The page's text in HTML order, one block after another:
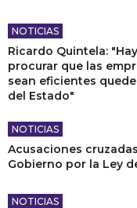
NOTICIAS
Ricardo Quintela:
procurar que las
sean eficientes
del Estado"
NOTICIAS
Acusaciones
Gobierno por la Ley
NOTICIAS